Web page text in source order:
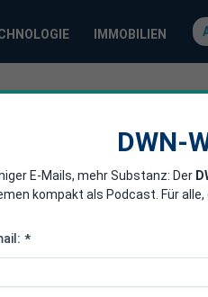
IMMOBILIEN
Eine
DWN-
E-Mails, mehr Substanz: Der
kompakt als Podcast. Für
*